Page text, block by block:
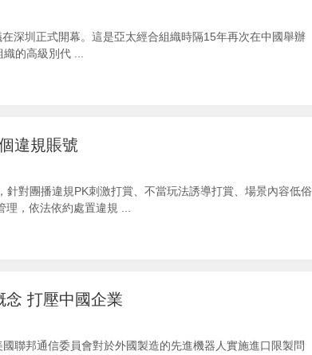
深圳正式開幕。這是亞太經合組織時隔15年再次在中國舉辦
的高級別代 ...
違規賬號
針對團播違規PK刺激打賞、不當玩法誘導打賞、場景內容低俗
，依法依約處置違規 ...
念 打壓中國企業
聯邦通信委員會對於外國製造的先進機器人實施進口限製問